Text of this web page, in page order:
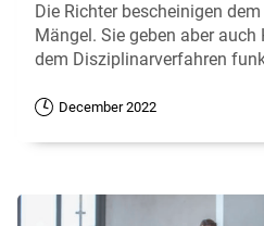
Die Richter bescheinigen
Mängel. Sie geben aber
dem Disziplinarverfahren
December 2022